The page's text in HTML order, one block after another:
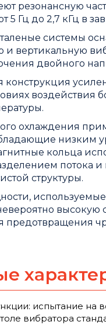
резонансную
5 Гц до 2,7 кГц в
системы
и вертикальную
двойного
охлаждения
низким
кольца
потока
структуры.
высокую
предотвращения
испытание на
вибратора